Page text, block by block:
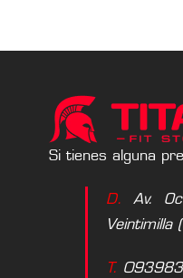
Si tienes alguna
D. Av.
Veintimilla
T.